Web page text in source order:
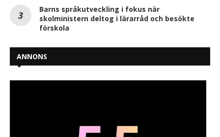
Barns språkutveckling i fokus när
skolministern deltog i lärarråd och besökte
förskola
ANNONS